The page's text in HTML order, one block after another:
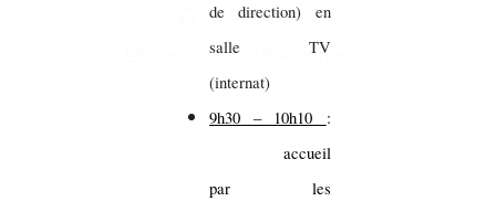
de direction) en
salle TV
(internat)
9h30 – 10h10 :
accueil
par les
02.96.74.86.26
ce.0220075M@ac-rennes.fr